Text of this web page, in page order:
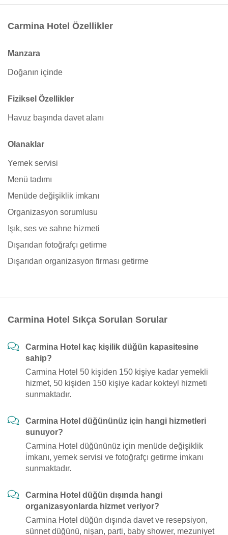
Carmina Hotel Özellikler
Manzara
Doğanın içinde
Fiziksel Özellikler
Havuz başında davet alanı
Olanaklar
Yemek servisi
Menü tadımı
Menüde değişiklik imkanı
Organizasyon sorumlusu
Işık, ses ve sahne hizmeti
Dışarıdan fotoğrafçı getirme
Dışarıdan organizasyon firması getirme
Carmina Hotel Sıkça Sorulan Sorular
Carmina Hotel kaç kişilik düğün kapasitesine
sahip?
Carmina Hotel 50 kişiden 150 kişiye kadar yemekli
hizmet, 50 kişiden 150 kişiye kadar kokteyl hizmeti
sunmaktadır.
Carmina Hotel düğününüz için hangi hizmetleri
sunuyor?
Carmina Hotel düğününüz için menüde değişiklik
i̇mkanı, yemek servisi ve fotoğrafçı getirme i̇mkanı
sunmaktadır.
Carmina Hotel düğün dışında hangi
organizasyonlarda hizmet veriyor?
Carmina Hotel düğün dışında davet ve resepsiyon,
sünnet düğünü, nişan, parti, baby shower, mezuniyet